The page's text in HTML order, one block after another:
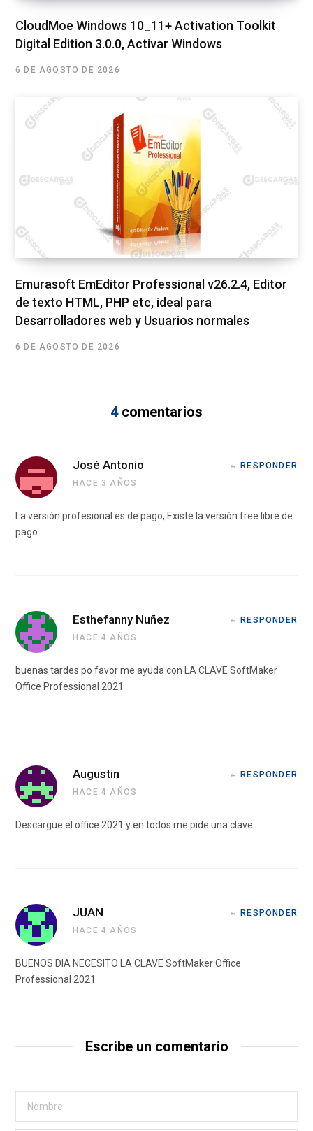
CloudMoe Windows 10_11+ Activation Toolkit
Digital Edition 3.0.0, Activar Windows
6 DE AGOSTO DE 2026
Emurasoft EmEditor Professional v26.2.4, Editor
de texto HTML, PHP etc, ideal para
Desarrolladores web y Usuarios normales
6 DE AGOSTO DE 2026
4comentarios
José Antonio
HACE 3 AÑOS
RESPONDER
La versión profesional es de pago, Existe la versión free libre de
pago.
Esthefanny Nuñez
HACE 4 AÑOS
RESPONDER
buenas tardes po favor me ayuda con LA CLAVE SoftMaker
Office Professional 2021
Augustin
HACE 4 AÑOS
RESPONDER
Descargue el office 2021 y en todos me pide una clave
JUAN
HACE 4 AÑOS
RESPONDER
BUENOS DIA NECESITO LA CLAVE SoftMaker Office
Professional 2021
Escribe un comentario